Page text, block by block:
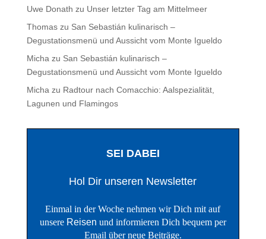
Uwe Donath zu Unser letzter Tag am Mittelmeer
Thomaszu San Sebastián kulinarisch –
Degustationsmenü und Aussicht vom Monte Igueldo
Micha zu San Sebastián kulinarisch –
Degustationsmenü und Aussicht vom Monte Igueldo
Micha zu Radtour nach Comacchio: Aalspezialität,
Lagunen und Flamingos
SEI DABEI
Hol Dir unseren Newsletter
Einmal in der Woche nehmen wir Dich mit auf
unsere Reisen und informieren Dich bequem per
Email über neue Beiträge.